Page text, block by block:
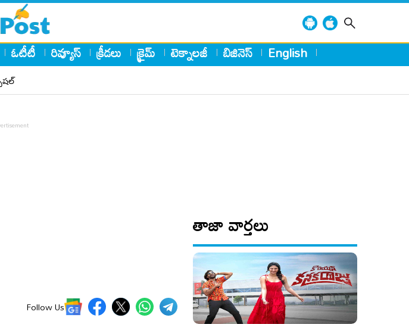
ఓటీటీ రివ్యూస్ క్రీడలు క్రైమ్ టెక్నాలజీ బిజినెస్ English
Follow Us
తాజా వార్తలు